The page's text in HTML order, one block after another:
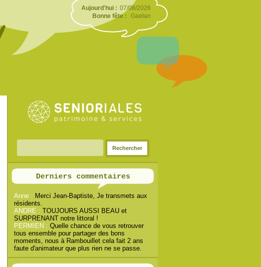
Aujourd'hui : 07/08/2026
Bonne fête :
Gaetan
Derniers commentaires
Anne : Merci Jean-Baptiste, Je transmets aux
résidents.
ANDRE : TOUJOURS AUSSI BEAU et
SURPRENANT notre littoral !
PERMIEN : Quelle chance de vous retrouver
tous ensemble pour partager des bons
moments, nous à Rambouillet cela fait 2 ans
faute d'animateur que plus rien ne se passe.